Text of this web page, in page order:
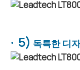
· 5) 독특한 디